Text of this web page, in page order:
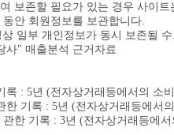
보존할 필요가 있는 경우 사이트
안 회원정보를 보관합니다.
일부 개인정보가 동시 보존될
사" 매출분석 근거자료
록 : 5년 (전자상거래등에서의 소
한 기록 : 5년 (전자상거래등에서
한 기록 : 3년 (전자상거래등에